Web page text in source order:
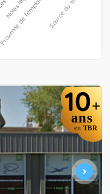
10+
ans
en TBR